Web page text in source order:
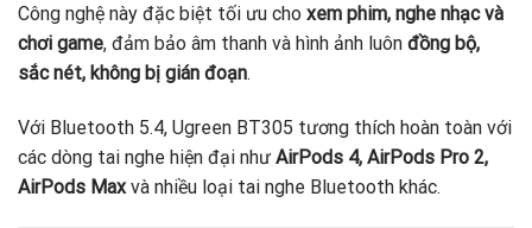
Công nghệ này đặc biệt tối ưu cho xem phim, nghe nhạc và
chơi game, đảm bảo âm thanh và hình ảnh luôn đồng bộ,
sắc nét, không bị gián đoạn.
Với Bluetooth 5.4, Ugreen BT305 tương thích hoàn toàn với
các dòng tai nghe hiện đại như AirPods 4, AirPods Pro 2,
AirPods Maxvà nhiều loại tai nghe Bluetooth khác.